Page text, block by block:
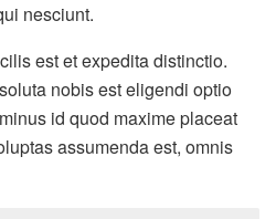
nesciunt.
est et expedita distinctio.
nobis est eligendi optio
id quod maxime placeat
assumenda est, omnis